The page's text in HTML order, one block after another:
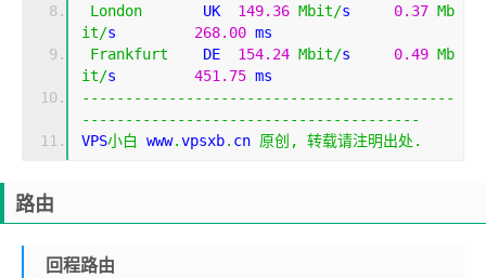
London
       UK
149.36 Mbit/s 0.37 Mb
it/s 268.00
Frankfurt
    DE
154.24 Mbit/s 0.49 Mb
it/s 451.75
-------------------------------------------
---------------------------------------
VPS小白 www.vpsxb. cn 原创, 转载请注明出处.
路由
回程路由